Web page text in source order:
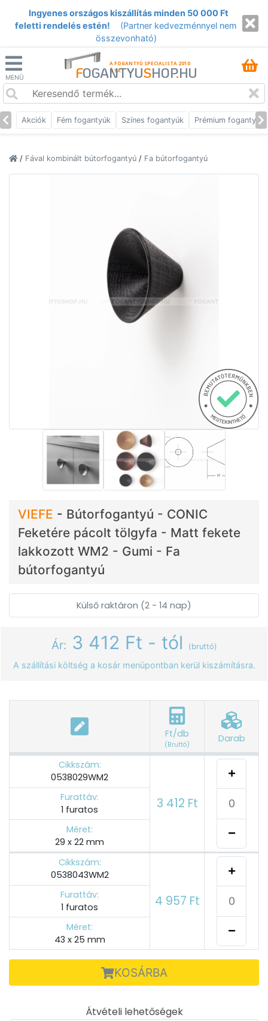
Ingyenes országos kiszállítás minden 50 000 Ft
feletti rendelés estén!
(Partner kedvezménnyel nem
összevonható)
MENÜ
A FOGANTYÚ SPECIALISTA 2010
ÓTA
FOGANTYUSHOP.HU
Akciók Fém fogantyúk Színes fogantyúk Prémium fogantyúk
/ Fával kombinált bútorfogantyú / Fa bútorfogantyú
VIEFE - Bútorfogantyú - CONIC
Feketére pácolt tölgyfa - Matt fekete
lakkozott WM2 - Gumi - Fa
bútorfogantyú
Külső raktáron (2 - 14 nap)
Ár: 3 412 Ft - tól (bruttó)
A szállítási költség a kosár menüpontban kerül kiszámításra.
Ft/db
(Bruttó)
Darab
Cikkszám:
0538029WM2
3 412 Ft
Furattáv:
1 furatos
Méret:
29 x 22 mm
Cikkszám:
0538043WM2
4 957 Ft
Furattáv:
1 furatos
Méret:
43 x 25 mm
KOSÁRBA
Átvételi lehetőségek